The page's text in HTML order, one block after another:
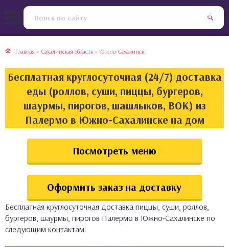
Главная » Сахалинская область » Южно-Сахалинск
Бесплатная круглосуточная (24/7) доставка
еды (роллов, суши, пиццы, бургеров,
шаурмы, пирогов, шашлыков, ВОК) из
Палермо в Южно-Сахалинске на дом
Посмотреть меню
Оформить заказ на доставку
Бесплатная круглосуточная доставка пиццы, суши, роллов,
бургеров, шаурмы, пирогов Палермо в Южно-Сахалинске по
следующим контактам:
кухня
кухня
кухня
кухня
булочки